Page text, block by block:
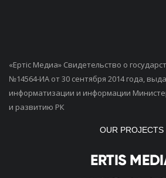
«Ертiс Медиа» Свидетельство о
№14564-ИА от 30 сентября 2014 года,
информатизации и информации
и развитию РК
OUR PROJECTS